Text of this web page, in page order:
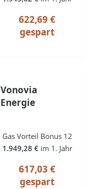
622,69 €
gespart
Vonovia
Energie
Gas Vorteil Bonus 12
1.949,28 € im 1. Jahr
617,03 €
gespart